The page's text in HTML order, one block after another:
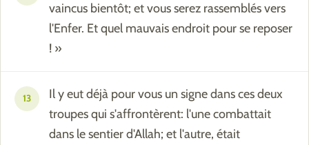
vaincus bientôt; et vous serez rassemblés vers
l'Enfer. Et quel mauvais endroit pour se reposer
! »
13
Il y eut déjà pour vous un signe dans ces deux
troupes qui s'affrontèrent: l'une combattait
dans le sentier d'Allah; et l'autre, était